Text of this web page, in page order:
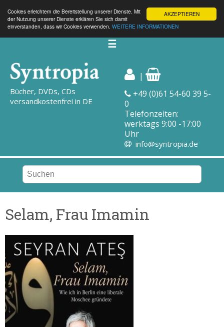
AKZEPTIEREN
Cookies erleichtern die Bereitstellung unserer Dienste. Mit
der Nutzung unserer Dienste erklären Sie sich damit
einverstanden, dass wir Cookies verwenden. WEITERE INFORMATIONEN
☰
Bücher, DVDs, CDs
versandkostenfrei in DE
|
+49 (0)61 54-60 39 5-
0
Telefonzeiten:
werktags 9:00 -17:00
Uhr
info@syntropia.de
Selam, Frau Imamin